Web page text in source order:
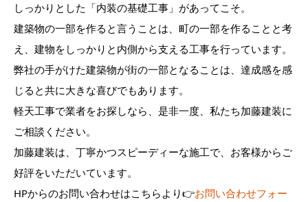
しっかりとした「内装の基礎工事」があってこそ。
建築物の一部を作ると言うことは、町の一部を作ることと考
え、建物をしっかりと内側から支える工事を行っています。
弊社の手がけた建築物が街の一部となることは、達成感を感
じると共に大きな喜びでもあります。
軽天工事で業者をお探しなら、是非一度、私たち加藤建装に
ご相談ください。
加藤建装は、丁寧かつスピーディーな施工で、お客様からご
好評をいただいています。
HPからのお問い合わせはこちらより👉お問い合わせフォー